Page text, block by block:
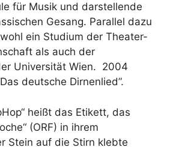
für Musik und darstellende
Gesang. Parallel dazu
ein Studium der Theater-
als auch der
Universität Wien. 2004
deutsche Dirnenlied”.
heißt das Etikett, das
(ORF) in ihrem
Stein auf die Stirn klebte